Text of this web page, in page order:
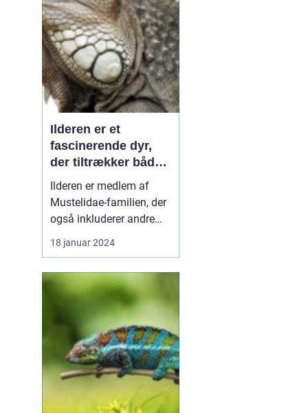
udseende og forståelige
adfærd er skægagamen
et favoritvalg som
kæledyr....
Ilderen er et
fascinerende dyr,
der tiltrækker både
dyreejere og
dyreelskere på
grund af sin unikke
personlighed og
charme
Ilderen er medlem af
Mustelidae-familien, der
også inkluderer andre
små rovdyr som mår,
odder og grævling.
slanke krop, korte ben og
karakteristiske lange
hale. Denne artikel vil
præsentere en
dybdegående
undersøgelse af ilde...
18 januar 2024